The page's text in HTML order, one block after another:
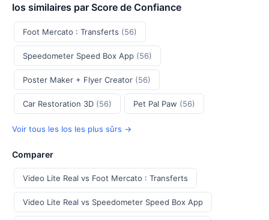
Ios similaires par Score de Confiance
Foot Mercato : Transferts (56)
Speedometer Speed Box App (56)
Poster Maker + Flyer Creator (56)
Car Restoration 3D (56) Pet Pal Paw (56)
Voir tous les Ios les plus sûrs →
Comparer
Video Lite Real vs Foot Mercato : Transferts
Video Lite Real vs Speedometer Speed Box App